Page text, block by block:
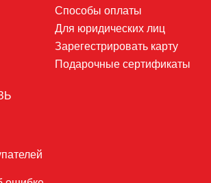
Способы оплаты
Для юридических лиц
Зарегестрировать карту
Подарочные сертификаты